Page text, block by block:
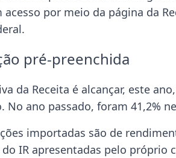
acesso por meio da página da
pré-preenchida
da Receita é alcançar, este
No ano passado, foram 41,2%
importadas são de
do IR apresentadas pelo